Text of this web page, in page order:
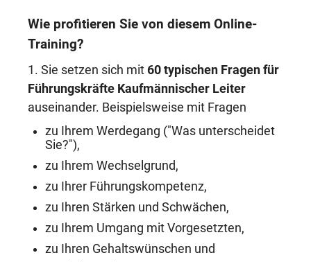
Wie profitieren Sie von diesem Online-
Training?
1. Sie setzen sich mit 60 typischen Fragen für
Führungskräfte Kaufmännischer Leiter
auseinander. Beispielsweise mit Fragen
zu Ihrem Werdegang ("Was unterscheidet
Sie?"),
zu Ihrem Wechselgrund,
zu Ihrer Führungskompetenz,
zu Ihren Stärken und Schwächen,
zu Ihrem Umgang mit Vorgesetzten,
zu Ihren Gehaltswünschen und